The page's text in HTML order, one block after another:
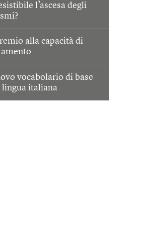
l’ascesa degli
alla capacità di
vocabolario di base
lingua italiana